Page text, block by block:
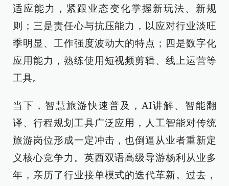
适应能力，紧跟业态变化掌握新玩法、新规
则；三是责任心与抗压能力，以应对行业淡旺
季明显、工作强度波动大的特点；四是数字化
应用能力，熟练使用短视频剪辑、线上运营等
工具。
当下，智慧旅游快速普及，AI讲解、智能翻
译、行程规划工具广泛应用，人工智能对传统
旅游岗位形成一定冲击，也倒逼从业者重新定
义核心竞争力。英西双语高级导游杨利从业多
年，亲历了行业接单模式的迭代革新。过去，